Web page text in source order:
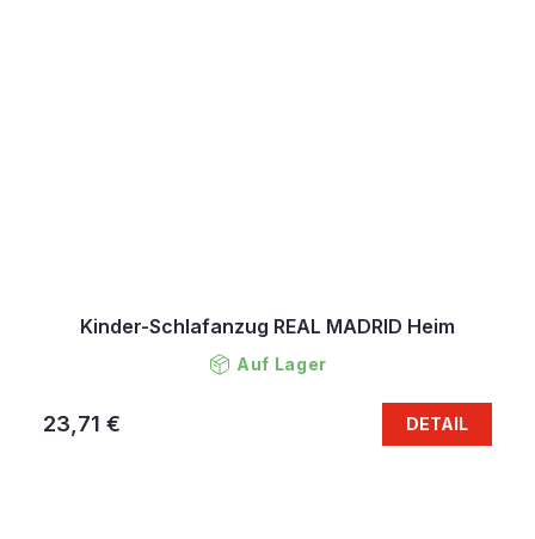
Kinder-Schlafanzug REAL MADRID Heim
Auf Lager
23,71 € DETAIL